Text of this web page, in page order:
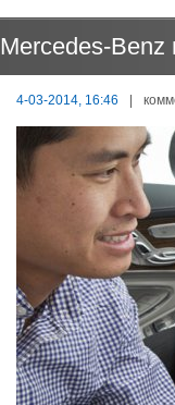
Mercedes-Benz
4-03-2014, 16:46 |